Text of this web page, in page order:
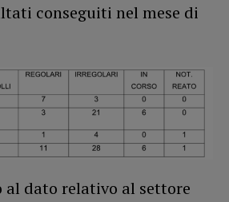
conseguiti nel mese di
al dato relativo al settore